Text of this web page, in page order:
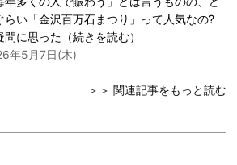
らい「金沢百万石まつり」って人気なの?
問に思った（続きを読む）
年5月7日(木)
＞＞ 関連記事をもっと読む